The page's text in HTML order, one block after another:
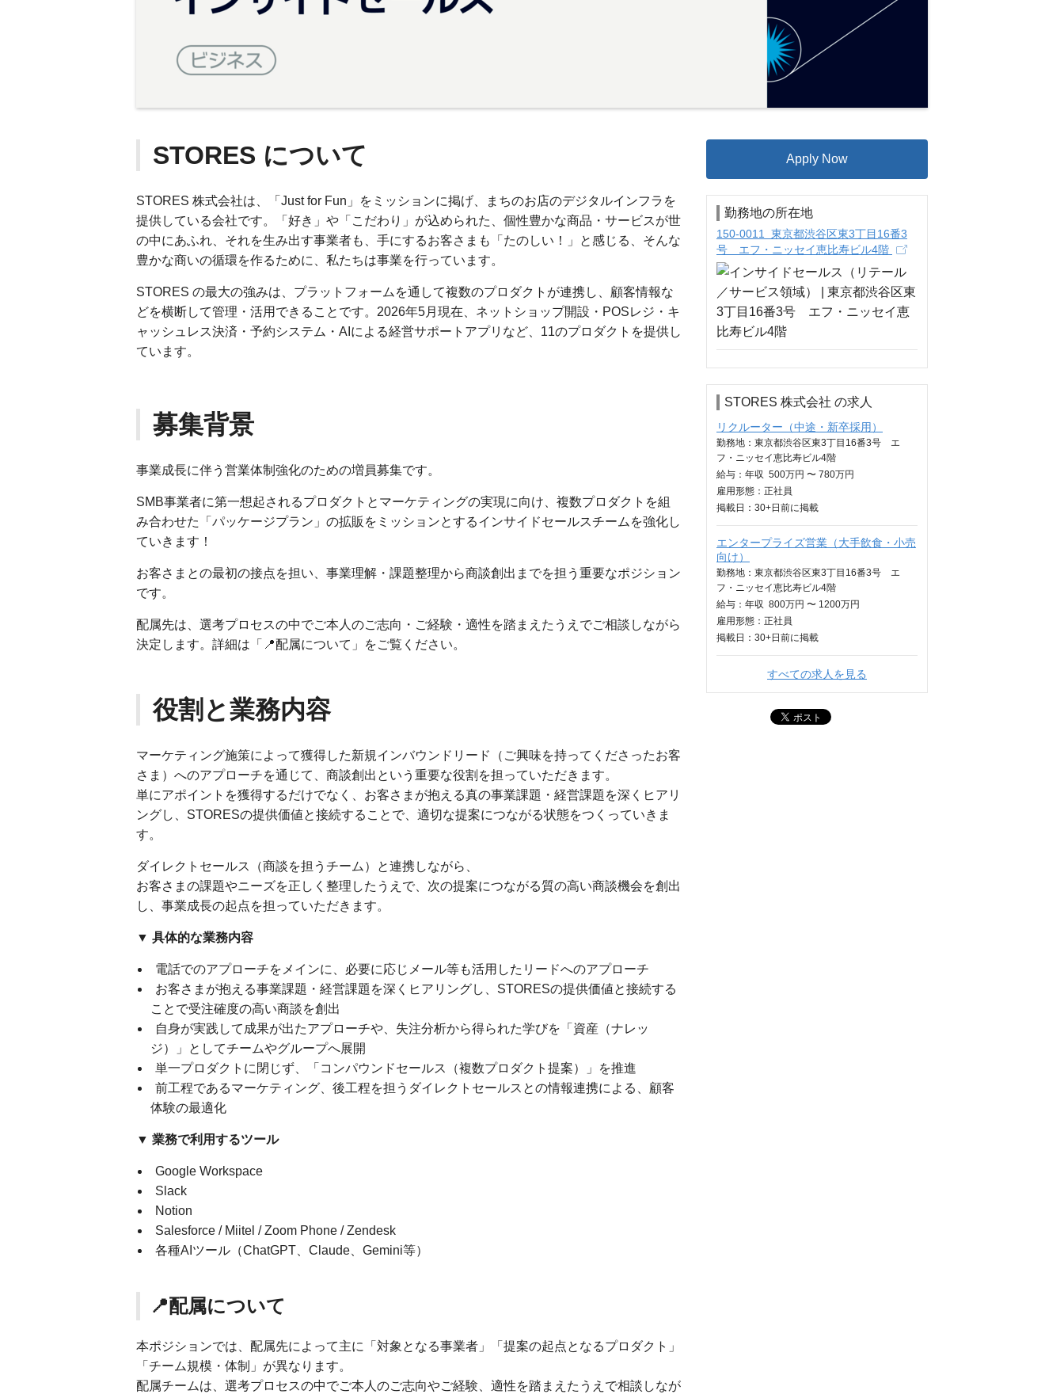
STORES について
STORES 株式会社は、「Just for Fun」をミッションに掲げ、まちのお店のデジタルインフラを
提供している会社です。「好き」や「こだわり」が込められた、個性豊かな商品・サービスが世
の中にあふれ、それを生み出す事業者も、手にするお客さまも「たのしい！」と感じる、そんな
豊かな商いの循環を作るために、私たちは事業を行っています。
STORES の最大の強みは、プラットフォームを通して複数のプロダクトが連携し、顧客情報な
どを横断して管理・活用できることです。2026年5月現在、ネットショップ開設・POSレジ・キ
ャッシュレス決済・予約システム・AIによる経営サポートアプリなど、11のプロダクトを提供し
ています。
募集背景
事業成長に伴う営業体制強化のための増員募集です。
SMB事業者に第一想起されるプロダクトとマーケティングの実現に向け、複数プロダクトを組
み合わせた「パッケージプラン」の拡販をミッションとするインサイドセールスチームを強化し
ていきます！
お客さまとの最初の接点を担い、事業理解・課題整理から商談創出までを担う重要なポジション
です。
配属先は、選考プロセスの中でご本人のご志向・ご経験・適性を踏まえたうえでご相談しながら
決定します。詳細は「📍配属について」をご覧ください。
役割と業務内容
マーケティング施策によって獲得した新規インバウンドリード（ご興味を持ってくださったお客
さま）へのアプローチを通じて、商談創出という重要な役割を担っていただきます。
単にアポイントを獲得するだけでなく、お客さまが抱える真の事業課題・経営課題を深くヒアリ
ングし、STORESの提供価値と接続することで、適切な提案につながる状態をつくっていきま
す。
ダイレクトセールス（商談を担うチーム）と連携しながら、
お客さまの課題やニーズを正しく整理したうえで、次の提案につながる質の高い商談機会を創出
し、事業成長の起点を担っていただきます。
▼ 具体的な業務内容
電話でのアプローチをメインに、必要に応じメール等も活用したリードへのアプローチ
お客さまが抱える事業課題・経営課題を深くヒアリングし、STORESの提供価値と接続する
ことで受注確度の高い商談を創出
自身が実践して成果が出たアプローチや、失注分析から得られた学びを「資産（ナレッ
ジ）」としてチームやグループへ展開
単一プロダクトに閉じず、「コンパウンドセールス（複数プロダクト提案）」を推進
前工程であるマーケティング、後工程を担うダイレクトセールスとの情報連携による、顧客
体験の最適化
▼ 業務で利用するツール
Google Workspace
Slack
Notion
Salesforce / Miitel / Zoom Phone / Zendesk
各種AIツール（ChatGPT、Claude、Gemini等）
📍配属について
本ポジションでは、配属先によって主に「対象となる事業者」「提案の起点となるプロダクト」
「チーム規模・体制」が異なります。
配属チームは、選考プロセスの中でご本人のご志向やご経験、適性を踏まえたうえで相談しなが
Apply Now
勤務地の所在地
150-0011 東京都渋谷区東3丁目16番3
号 エフ・ニッセイ恵比寿ビル4階
STORES 株式会社 の求人
リクルーター（中途・新卒採用）
勤務地：東京都渋谷区東3丁目16番3号 エ
フ・ニッセイ恵比寿ビル4階
給与： 年収 500万円 〜 780万円
雇用形態：正社員
掲載日： 30+日 前に掲載
エンタープライズ営業（大手飲食・小売
向け）
勤務地：東京都渋谷区東3丁目16番3号 エ
フ・ニッセイ恵比寿ビル4階
給与： 年収 800万円 〜 1200万円
雇用形態：正社員
掲載日： 30+日 前に掲載
すべての求人を見る